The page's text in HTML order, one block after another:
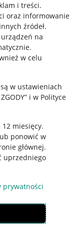
i treści.
oraz informowanie
źródeł.
na
.
w celu
w ustawieniach
i w Polityce
miesięcy.
ponowić w
głównej.
uprzedniego
prywatności